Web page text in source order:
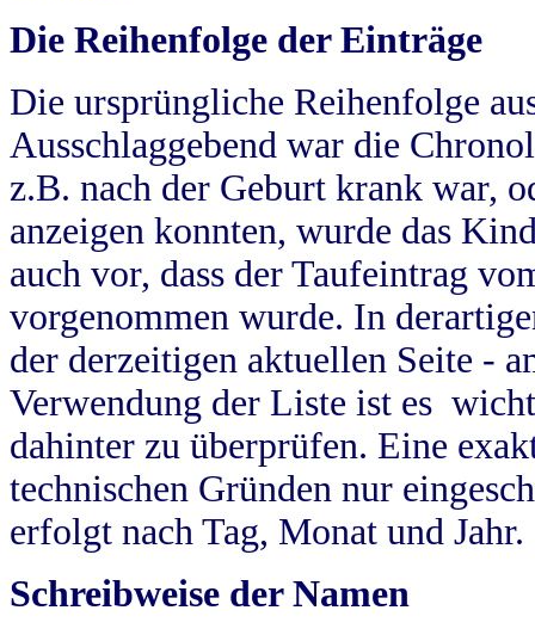
Die Reihenfolge der Einträge
Die ursprüngliche Reihenfolge
Ausschlaggebend war die
z.B. nach der Geburt krank war,
anzeigen konnten, wurde das
auch vor, dass der Taufeintrag
vorgenommen wurde. In
der derzeitigen aktuellen Seite -
Verwendung der Liste ist es
dahinter zu überprüfen. Eine
technischen Gründen nur
erfolgt nach Tag, Monat und Jahr.
Schreibweise der Namen